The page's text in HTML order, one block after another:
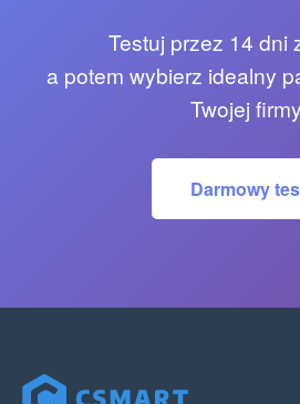
Testuj przez 14 dni
a potem wybierz idealny
Twojej
Darmowy